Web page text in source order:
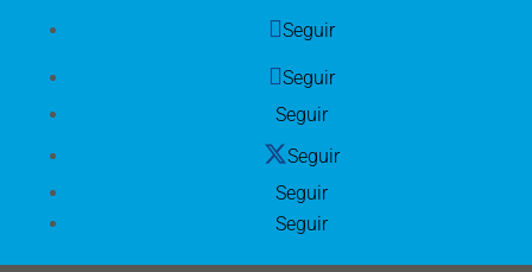
Seguir
Seguir
Seguir
Seguir
Seguir
Seguir